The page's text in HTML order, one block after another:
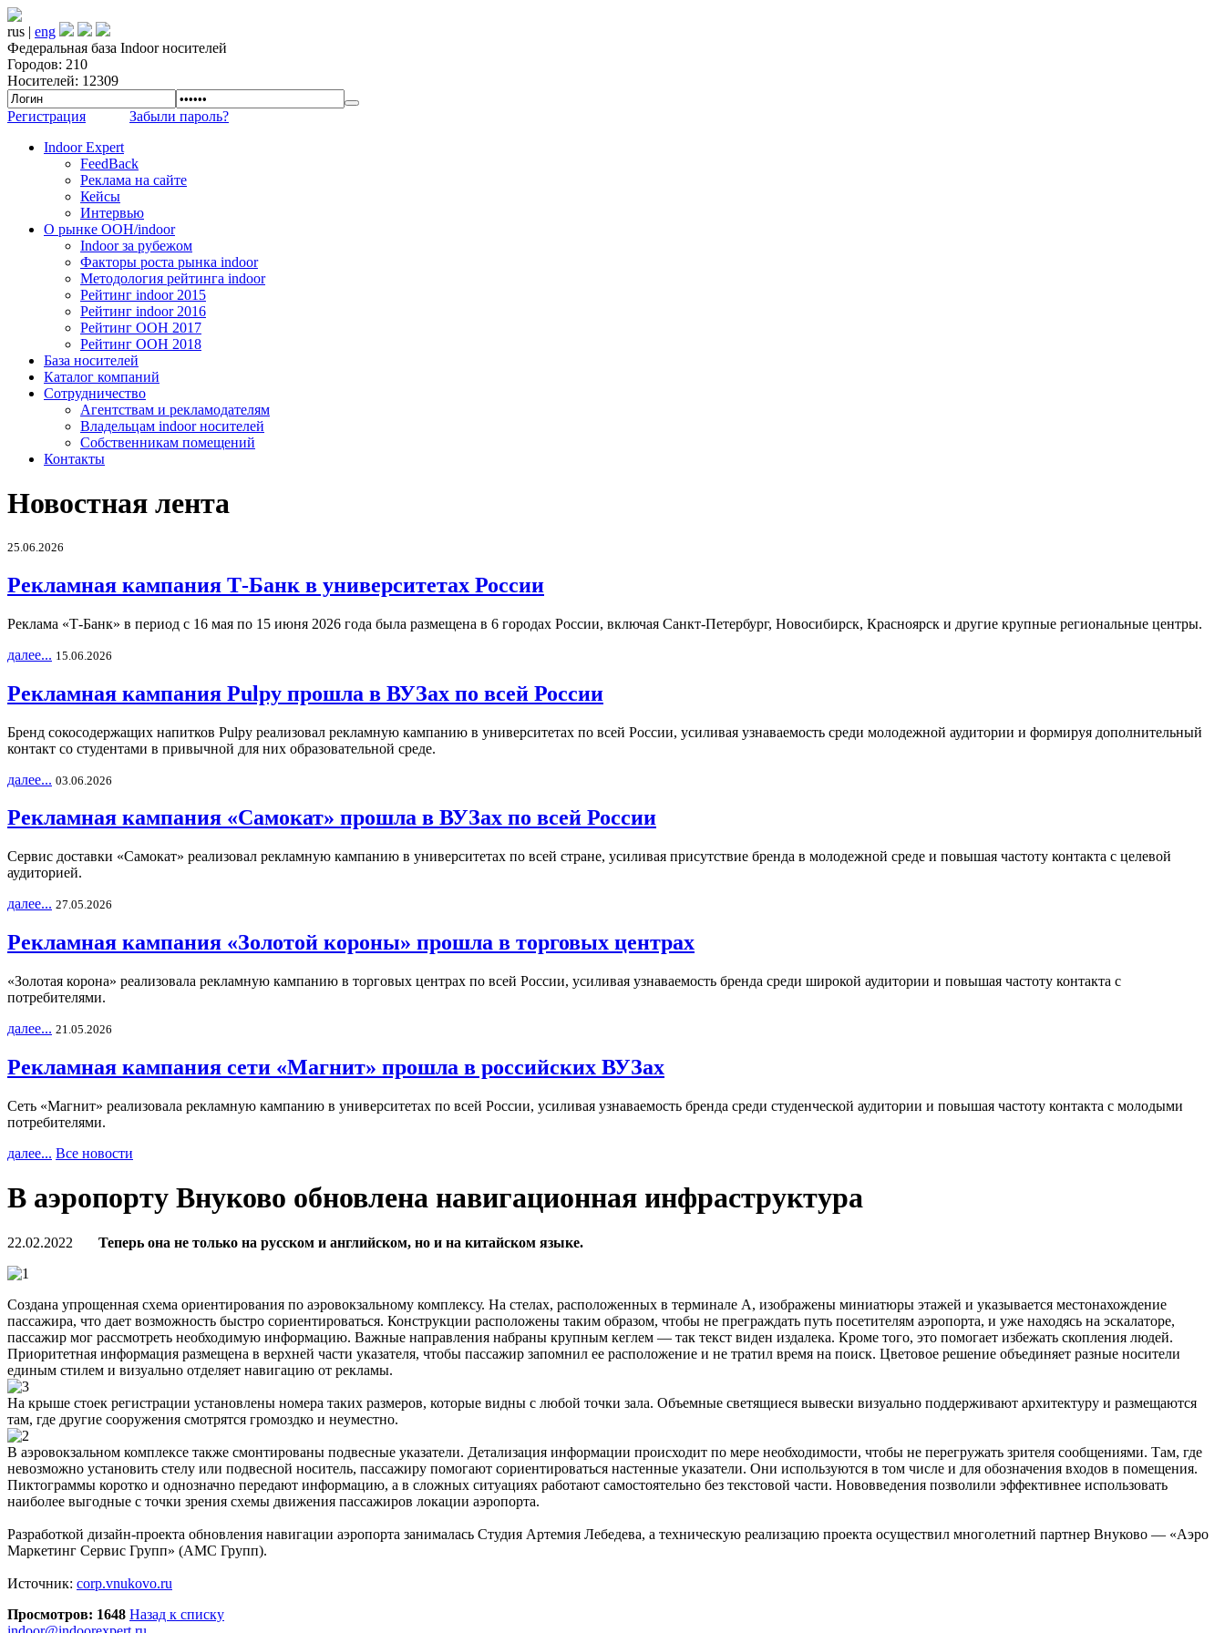
rus | eng
Федеральная база Indoor носителей
Городов: 210
Носителей: 12309
Регистрация
Забыли пароль?
Indoor Expert
FeedBack
Реклама на сайте
Кейсы
Интервью
О рынке OOH/indoor
Indoor за рубежом
Факторы роста рынка indoor
Методология рейтинга indoor
Рейтинг indoor 2015
Рейтинг indoor 2016
Рейтинг OOH 2017
Рейтинг OOH 2018
База носителей
Каталог компаний
Сотрудничество
Агентствам и рекламодателям
Владельцам indoor носителей
Собственникам помещений
Контакты
Новостная лента
25.06.2026
Рекламная кампания Т-Банк в университетах России
Реклама «Т-Банк» в период с 16 мая по 15 июня 2026 года была размещена в 6 городах России, включая Санкт-Петербург, Новосибирск, Красноярск и другие крупные региональные центры.
далее... 15.06.2026
Рекламная кампания Pulpy прошла в ВУЗах по всей России
Бренд сокосодержащих напитков Pulpy реализовал рекламную кампанию в университетах по всей России, усиливая узнаваемость среди молодежной аудитории и формируя дополнительный
контакт со студентами в привычной для них образовательной среде.
далее... 03.06.2026
Рекламная кампания «Самокат» прошла в ВУЗах по всей России
Сервис доставки «Самокат» реализовал рекламную кампанию в университетах по всей стране, усиливая присутствие бренда в молодежной среде и повышая частоту контакта с целевой
аудиторией.
далее... 27.05.2026
Рекламная кампания «Золотой короны» прошла в торговых центрах
«Золотая корона» реализовала рекламную кампанию в торговых центрах по всей России, усиливая узнаваемость бренда среди широкой аудитории и повышая частоту контакта с
потребителями.
далее... 21.05.2026
Рекламная кампания сети «Магнит» прошла в российских ВУЗах
Сеть «Магнит» реализовала рекламную кампанию в университетах по всей России, усиливая узнаваемость бренда среди студенческой аудитории и повышая частоту контакта с молодыми
потребителями.
далее... Все новости
В аэропорту Внуково обновлена навигационная инфраструктура
22.02.2022 Теперь она не только на русском и английском, но и на китайском языке.
Создана упрощенная схема ориентирования по аэровокзальному комплексу. На стелах, расположенных в терминале А, изображены миниатюры этажей и указывается местонахождение
пассажира, что дает возможность быстро сориентироваться. Конструкции расположены таким образом, чтобы не преграждать путь посетителям аэропорта, и уже находясь на эскалаторе,
пассажир мог рассмотреть необходимую информацию. Важные направления набраны крупным кеглем — так текст виден издалека. Кроме того, это помогает избежать скопления людей.
Приоритетная информация размещена в верхней части указателя, чтобы пассажир запомнил ее расположение и не тратил время на поиск. Цветовое решение объединяет разные носители
единым стилем и визуально отделяет навигацию от рекламы.
На крыше стоек регистрации установлены номера таких размеров, которые видны с любой точки зала. Объемные светящиеся вывески визуально поддерживают архитектуру и размещаются
там, где другие сооружения смотрятся громоздко и неуместно.
В аэровокзальном комплексе также смонтированы подвесные указатели. Детализация информации происходит по мере необходимости, чтобы не перегружать зрителя сообщениями. Там, где
невозможно установить стелу или подвесной носитель, пассажиру помогают сориентироваться настенные указатели. Они используются в том числе и для обозначения входов в помещения.
Пиктограммы коротко и однозначно передают информацию, а в сложных ситуациях работают самостоятельно без текстовой части. Нововведения позволили эффективнее использовать
наиболее выгодные с точки зрения схемы движения пассажиров локации аэропорта.
Разработкой дизайн-проекта обновления навигации аэропорта занималась Студия Артемия Лебедева, а техническую реализацию проекта осуществил многолетний партнер Внуково — «Аэро
Маркетинг Сервис Групп» (АМС Групп).
Источник: corp.vnukovo.ru
Просмотров: 1648 Назад к списку